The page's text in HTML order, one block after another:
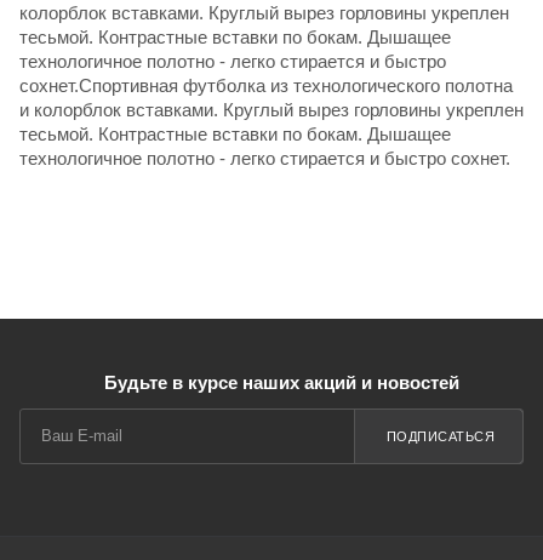
колорблок вставками. Круглый вырез горловины укреплен
тесьмой. Контрастные вставки по бокам. Дышащее
технологичное полотно - легко стирается и быстро
сохнет.Спортивная футболка из технологического полотна
и колорблок вставками. Круглый вырез горловины укреплен
тесьмой. Контрастные вставки по бокам. Дышащее
технологичное полотно - легко стирается и быстро сохнет.
Будьте в курсе наших акций и новостей
ПОДПИСАТЬСЯ